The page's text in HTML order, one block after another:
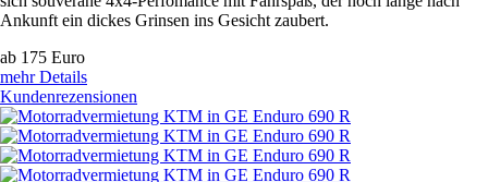
Ankunft ein dickes Grinsen ins Gesicht zaubert.
ab 175 Euro
mehr Details
Kundenrezensionen